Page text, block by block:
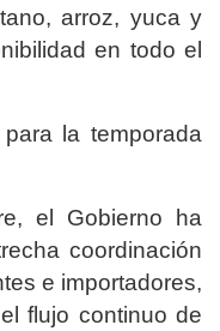
arroz, yuca y
en todo el
la temporada
el Gobierno ha
coordinación
e importadores,
flujo continuo de